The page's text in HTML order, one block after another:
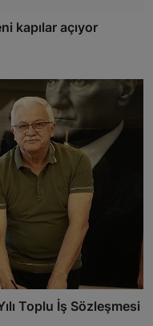
kapılar açıyor
Toplu İş Sözleşmesi